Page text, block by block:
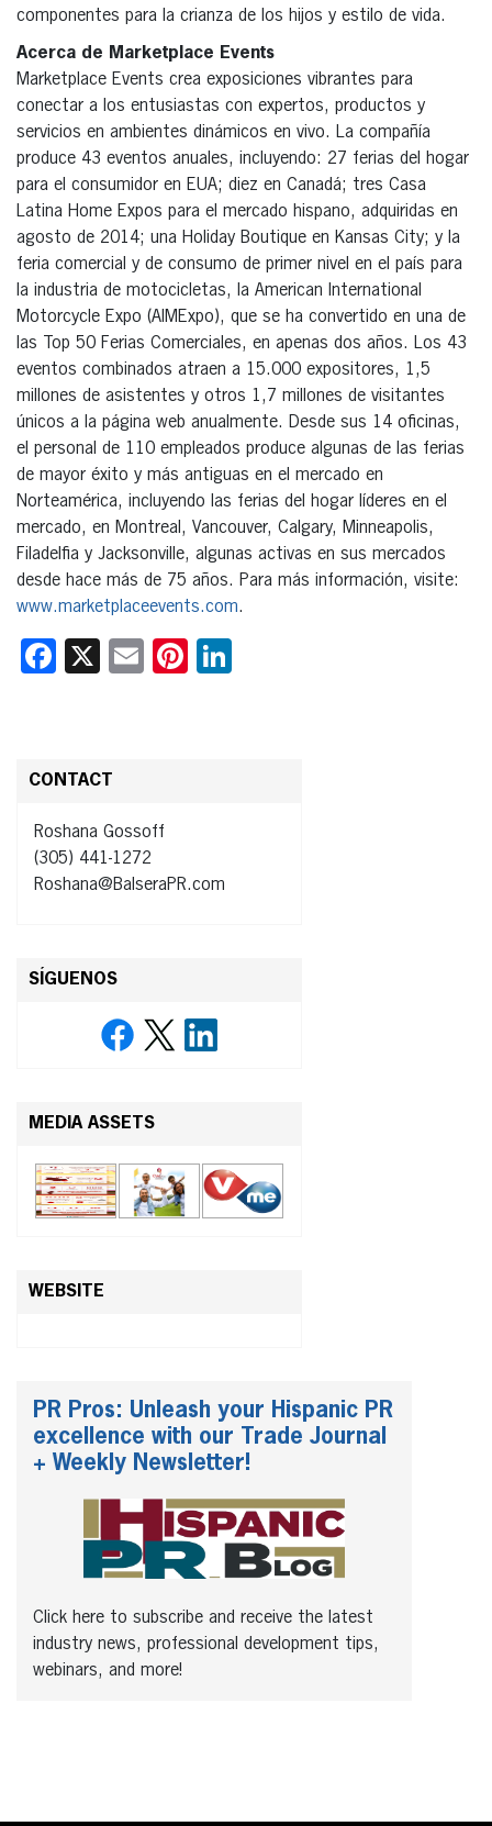
componentes para la crianza de los hijos y estilo de vida.
Acerca de Marketplace Events
Marketplace Events crea exposiciones vibrantes para
conectar a los entusiastas con expertos, productos y
servicios en ambientes dinámicos en vivo. La compañía
produce 43 eventos anuales, incluyendo: 27 ferias del hogar
para el consumidor en EUA; diez en Canadá; tres Casa
Latina Home Expos para el mercado hispano, adquiridas en
agosto de 2014; una Holiday Boutique en Kansas City; y la
feria comercial y de consumo de primer nivel en el país para
la industria de motocicletas, la American International
Motorcycle Expo (AIMExpo), que se ha convertido en una de
las Top 50 Ferias Comerciales, en apenas dos años. Los 43
eventos combinados atraen a 15.000 expositores, 1,5
millones de asistentes y otros 1,7 millones de visitantes
únicos a la página web anualmente. Desde sus 14 oficinas,
el personal de 110 empleados produce algunas de las ferias
de mayor éxito y más antiguas en el mercado en
Norteamérica, incluyendo las ferias del hogar líderes en el
mercado, en Montreal, Vancouver, Calgary, Minneapolis,
Filadelfia y Jacksonville, algunas activas en sus mercados
desde hace más de 75 años. Para más información, visite:
www.marketplaceevents.com.
Facebook
X EmailPinterest
CONTACT
Roshana Gossoff
(305) 441-1272
Roshana@BalseraPR.com
SÍGUENOS
MEDIA ASSETS
WEBSITE
PR Pros: Unleash your Hispanic PR
excellence with our Trade Journal
+ Weekly Newsletter!
Click here to subscribe and receive the latest
industry news, professional development tips,
webinars, and more!